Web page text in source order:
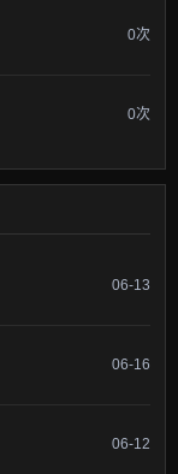
0次
0次
06-13
06-16
06-12